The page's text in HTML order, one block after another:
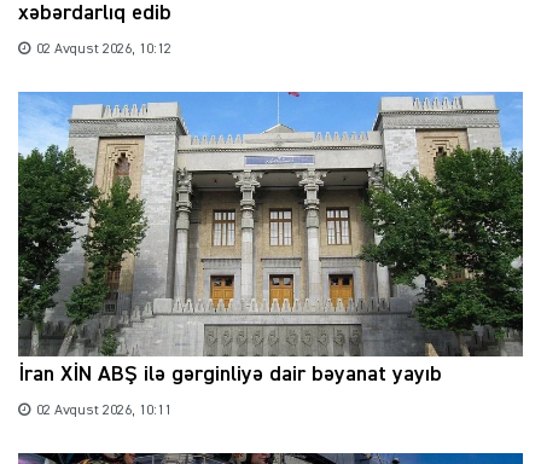
xəbərdarlıq edib
02 Avqust 2026, 10:12
İran XİN ABŞ ilə gərginliyə dair bəyanat yayıb
02 Avqust 2026, 10:11